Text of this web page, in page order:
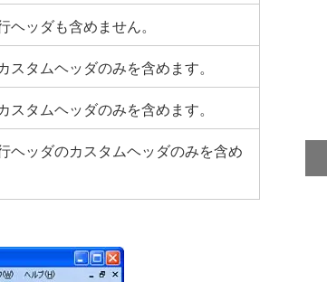
ヘッダも含めません。
スタムヘッダのみを含めます。
スタムヘッダのみを含めます。
ヘッダのカスタムヘッダのみを含め